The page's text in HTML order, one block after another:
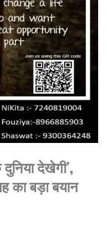
देखेगी’,
का बड़ा बयान